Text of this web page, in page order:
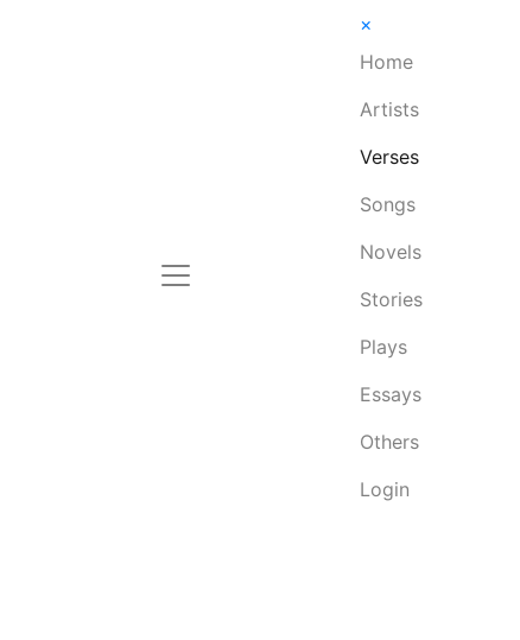
×
Home
Artists
Verses
Songs
Novels
Stories
Plays
Essays
Others
Login